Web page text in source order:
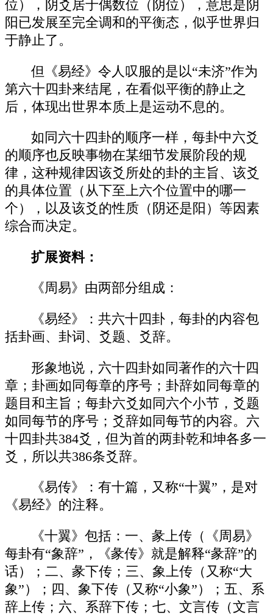
位），阴爻居于偶数位（阴位），意思是阴
阳已发展至完全调和的平衡态，似乎世界归
于静止了。
但《易经》令人叹服的是以“未济”作为
第六十四卦来结尾，在看似平衡的静止之
后，体现出世界本质上是运动不息的。
如同六十四卦的顺序一样，每卦中六爻
的顺序也反映事物在某细节发展阶段的规
律，这种规律因该爻所处的卦的主旨、该爻
的具体位置（从下至上六个位置中的哪一
个），以及该爻的性质（阴还是阳）等因素
综合而决定。
扩展资料：
《周易》由两部分组成：
《易经》：共六十四卦，每卦的内容包
括卦画、卦词、爻题、爻辞。
形象地说，六十四卦如同著作的六十四
章；卦画如同每章的序号；卦辞如同每章的
题目和主旨；每卦六爻如同六个小节，爻题
如同每节的序号；爻辞如同每节的内容。六
十四卦共384爻，但为首的两卦乾和坤各多一
爻，所以共386条爻辞。
《易传》：有十篇，又称“十翼”，是对
《易经》的注释。
《十翼》包括：一、彖上传（《周易》
每卦有“象辞”，《彖传》就是解释“彖辞”的
话）；二、彖下传；三、象上传（又称“大
象”）；四、象下传（又称“小象”）；五、系
辞上传；六、系辞下传；七、文言传（文言